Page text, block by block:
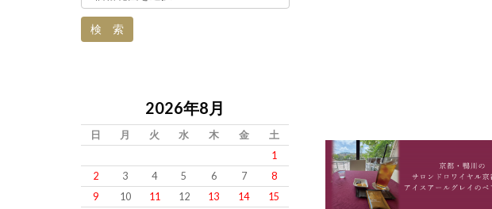
2026年8月
日 月 火 水 木 金
土
1
2
3 4 5 6 7
8
9
10 11 12 13 14
15